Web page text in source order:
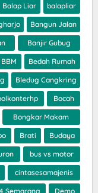
Balap Liar balapliar
Bangun Jalan
Banjir Gubug
BBM Bedah Rumah
Bledug Cangkring
Bocah
Bongkar Makam
Brati Budaya
bus vs motor
cintasesamajenis
Semarang Demo